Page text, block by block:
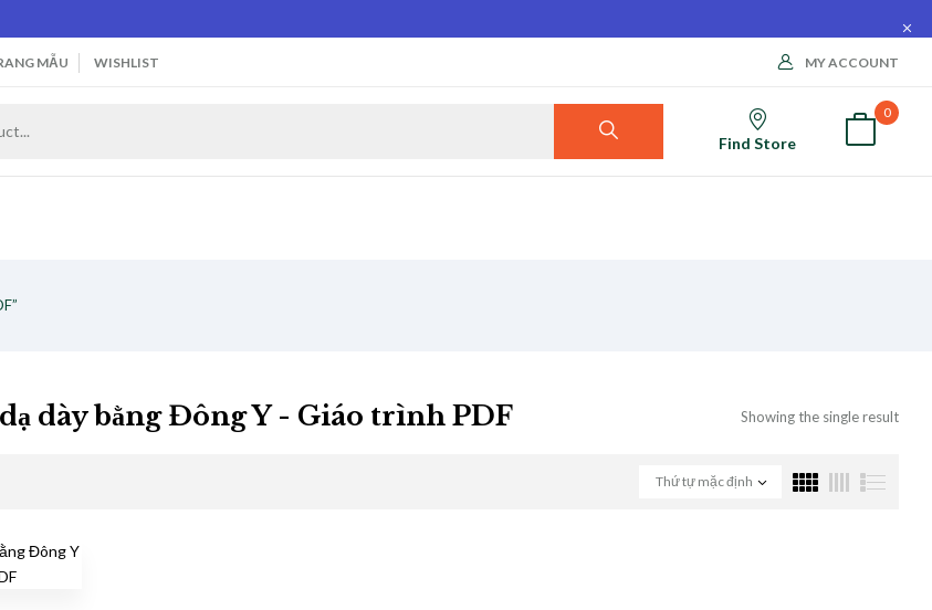
MẪU WISHLIST MY ACCOUNT
Find Store
0
dày bằng Đông Y - Giáo trình PDF Showing the single result
Thứ tự mặc định